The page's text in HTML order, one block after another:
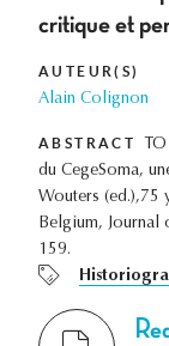
critique et
AUTEUR(S)
Alain Colignon
ABSTRACT
du CegeSoma,
Wouters (ed.),75
Belgium,
159.